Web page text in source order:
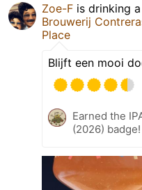
Zoe-F is drinking a
Brouwerij
Place
Blijft een mooi
Earned the
(2026) badge!